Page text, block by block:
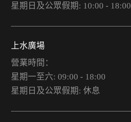
星期日及公眾假期: 10:00 - 18:00
上水廣場
營業時間：
星期一至六: 09:00 - 18:00
星期日及公眾假期: 休息